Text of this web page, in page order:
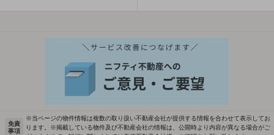
免責
事項
※当ページの物件情報は複数の取り扱い不動産会社が提供する情報を合わせて表示してお
ります。※掲載している物件及び不動産会社の情報は、公開時より内容が異なる場合がご